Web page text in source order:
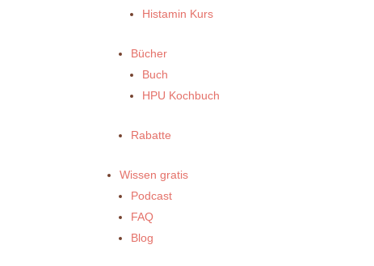
Histamin Kurs
Bücher
Buch
HPU Kochbuch
Rabatte
Wissen gratis
Podcast
FAQ
Blog